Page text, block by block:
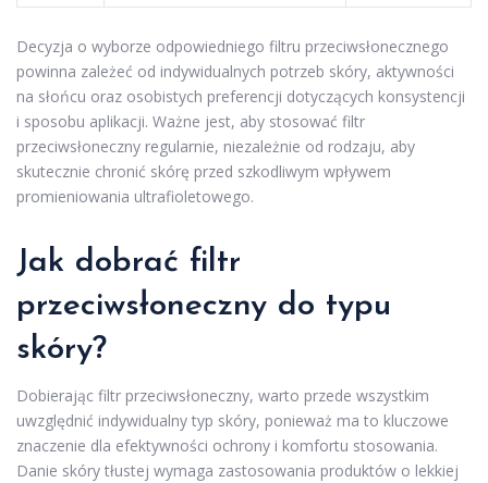
Decyzja o wyborze odpowiedniego filtru przeciwsłonecznego
powinna zależeć od indywidualnych potrzeb skóry, aktywności
na słońcu oraz osobistych preferencji dotyczących konsystencji
i sposobu aplikacji. Ważne jest, aby stosować filtr
przeciwsłoneczny regularnie, niezależnie od rodzaju, aby
skutecznie chronić skórę przed szkodliwym wpływem
promieniowania ultrafioletowego.
Jak dobrać filtr
przeciwsłoneczny do typu
skóry?
Dobierając filtr przeciwsłoneczny, warto przede wszystkim
uwzględnić indywidualny typ skóry, ponieważ ma to kluczowe
znaczenie dla efektywności ochrony i komfortu stosowania.
Danie skóry tłustej wymaga zastosowania produktów o lekkiej